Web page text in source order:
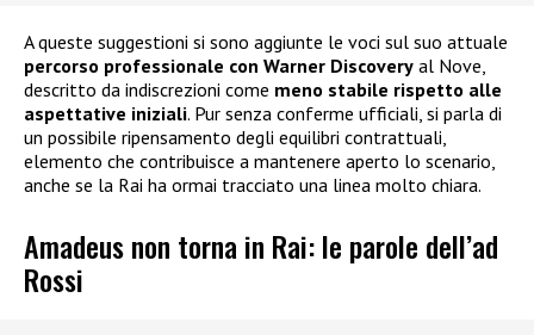
A queste suggestioni si sono aggiunte le voci sul suo attuale
percorso professionale con Warner Discovery al Nove,
descritto da indiscrezioni come meno stabile rispetto alle
aspettative iniziali. Pur senza conferme ufficiali, si parla di
un possibile ripensamento degli equilibri contrattuali,
elemento che contribuisce a mantenere aperto lo scenario,
anche se la Rai ha ormai tracciato una linea molto chiara.
Amadeus non torna in Rai: le parole dell’ad
Rossi